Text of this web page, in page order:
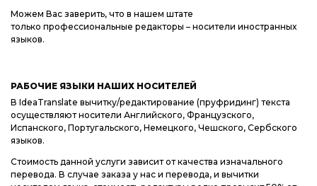
Можем Вас заверить, что в нашем штате
только профессиональные редакторы – носители иностранных
языков.
РАБОЧИЕ ЯЗЫКИ НАШИХ НОСИТЕЛЕЙ
В IdeaTranslate вычитку/редактирование (пруфридинг) текста
осуществляют носители Английского, Французского,
Испанского, Португальского, Немецкого, Чешского, Сербского
языков.
Стоимость данной услуги зависит от качества изначального
перевода. В случае заказа у нас и перевода, и вычитки